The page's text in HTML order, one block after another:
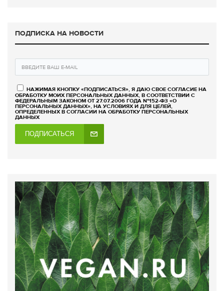
ПОДПИСКА НА НОВОСТИ
НАЖИМАЯ КНОПКУ «ПОДПИСАТЬСЯ», Я ДАЮ СВОЕ СОГЛАСИЕ НА
ОБРАБОТКУ МОИХ ПЕРСОНАЛЬНЫХ ДАННЫХ, В СООТВЕТСТВИИ С
ФЕДЕРАЛЬНЫМ ЗАКОНОМ ОТ 27.07.2006 ГОДА №152-ФЗ «О
ПЕРСОНАЛЬНЫХ ДАННЫХ», НА УСЛОВИЯХ И ДЛЯ ЦЕЛЕЙ,
ОПРЕДЕЛЕННЫХ В СОГЛАСИИ НА ОБРАБОТКУ ПЕРСОНАЛЬНЫХ
ДАННЫХ
ПОДПИСАТЬСЯ